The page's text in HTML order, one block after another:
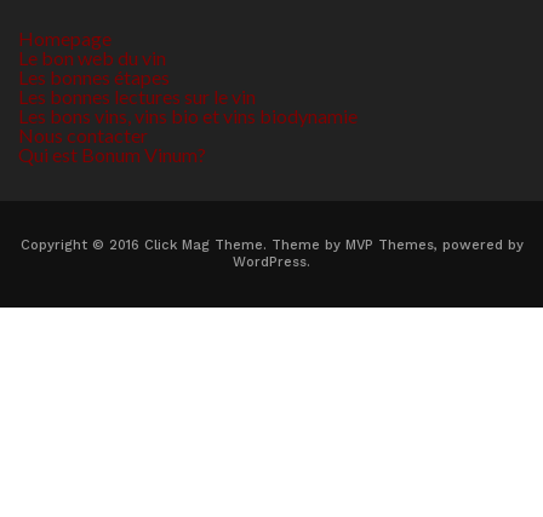
Homepage
Le bon web du vin
Les bonnes étapes
Les bonnes lectures sur le vin
Les bons vins, vins bio et vins biodynamie
Nous contacter
Qui est Bonum Vinum?
Copyright © 2016 Click Mag Theme. Theme by MVP Themes, powered by
WordPress.